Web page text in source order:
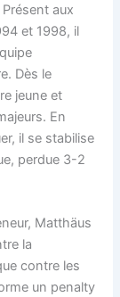
Présent aux
et 1998, il
Dès le
jeune et
En
il se stabilise
perdue 3-2
Matthäus
la
contre les
un penalty